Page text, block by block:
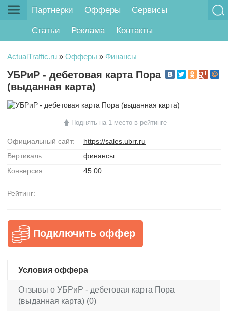
Партнерки Офферы Сервисы
Статьи Реклама Контакты
ActualTraffic.ru » Офферы » Финансы
УБРиР - дебетовая карта Пора
(выданная карта)
Поднять на 1 место в рейтинге
Официальный сайт:
https://sales.ubrr.ru
Вертикаль:
финансы
Конверсия:
45.00
Рейтинг:
Подключить оффер
Условия оффера
Отзывы о УБРиР - дебетовая карта Пора
(выданная карта) (0)